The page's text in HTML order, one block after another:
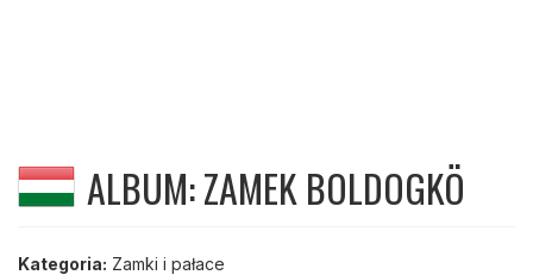
ALBUM: ZAMEK BOLDOGKÖ
Kategoria: Zamki i pałace